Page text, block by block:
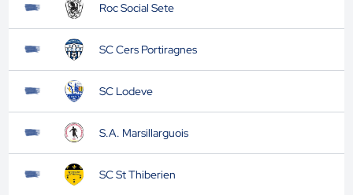
Roc Social Sete
SC Cers Portiragnes
SC Lodeve
S.A. Marsillarguois
SC St Thiberien